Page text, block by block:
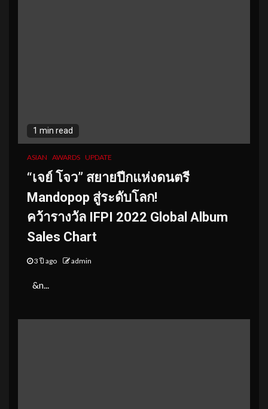
1 min read
ASIAN AWARDS UPDATE
“เจย์ โจว” สยายปีกแห่งดนตรี
Mandopop สู่ระดับโลก!
คว้ารางวัล IFPI 2022 Global Album
Sales Chart
3 ปี ago admin
&n...